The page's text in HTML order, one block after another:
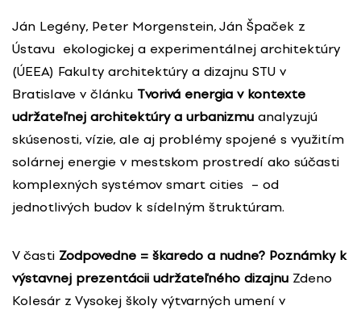
Ján Legény, Peter Morgenstein, Ján Špaček z
Ústavu ekologickej a experimentálnej architektúry
(ÚEEA) Fakulty architektúry a dizajnu STU v
Bratislave v článku Tvorivá energia v kontexte
udržateľnej architektúry a urbanizmu analyzujú
skúsenosti, vízie, ale aj problémy spojené s využitím
solárnej energie v mestskom prostredí ako súčasti
komplexných systémov smart cities – od
jednotlivých budov k sídelným štruktúram.
V časti Zodpovedne = škaredo a nudne? Poznámky k
výstavnej prezentácii udržateľného dizajnu Zdeno
Kolesár z Vysokej školy výtvarných umení v